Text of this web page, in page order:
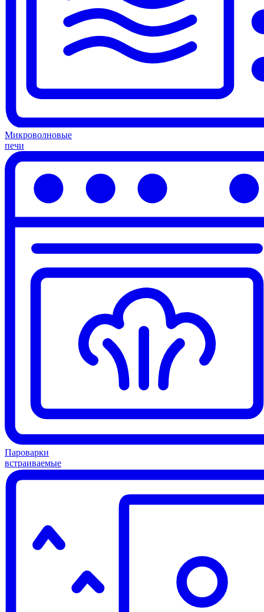
Микроволновые
печи
Пароварки
встраиваемые